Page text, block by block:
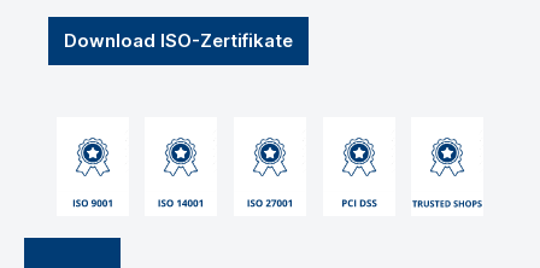
Download ISO-Zertifikate